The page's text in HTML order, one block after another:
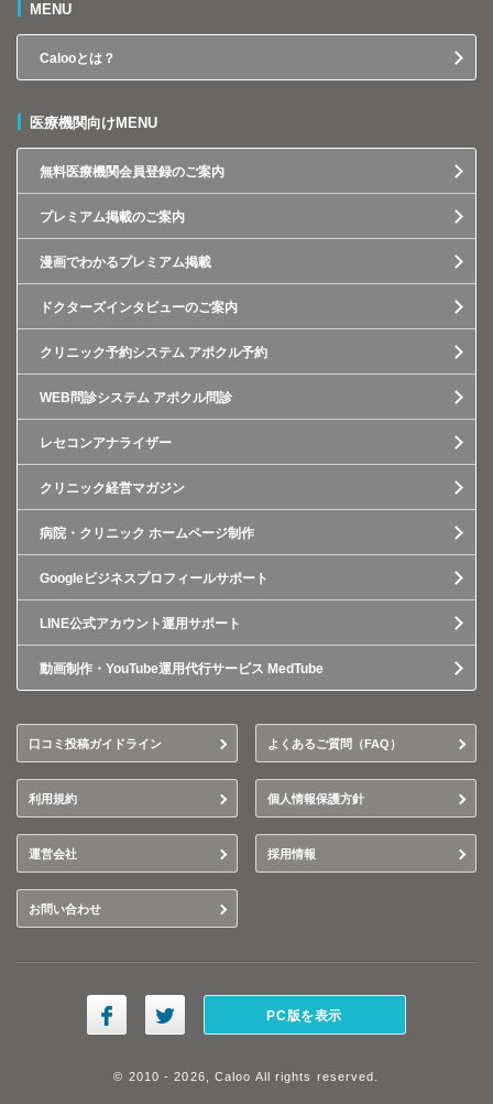
MENU
Calooとは？
医療機関向けMENU
無料医療機関会員登録のご案内
プレミアム掲載のご案内
漫画でわかるプレミアム掲載
ドクターズインタビューのご案内
クリニック予約システム アポクル予約
WEB問診システム アポクル問診
レセコンアナライザー
クリニック経営マガジン
病院・クリニック ホームページ制作
Googleビジネスプロフィールサポート
LINE公式アカウント運用サポート
動画制作・YouTube運用代行サービス MedTube
口コミ投稿ガイドライン よくあるご質問（FAQ）
利用規約 個人情報保護方針
運営会社 採用情報
お問い合わせ
PC版を表示
© 2010 - 2026, Caloo All rights reserved.